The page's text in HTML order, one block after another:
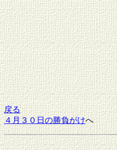
戻る
４月３０日の勝負がけへ